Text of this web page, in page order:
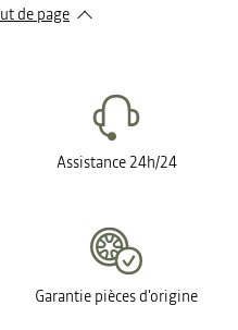
de page​
Assistance 24h/24
Garantie pièces d'origine